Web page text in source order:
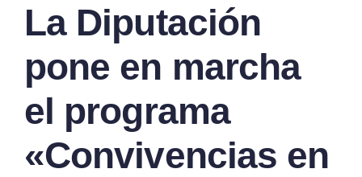
La Diputación
pone en marcha
el programa
«Convivencias en